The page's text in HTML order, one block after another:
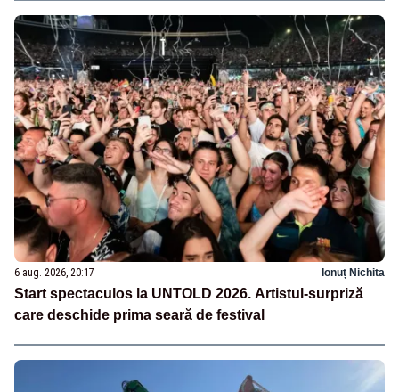
6 aug. 2026, 20:17 Ionuț Nichita
Start spectaculos la UNTOLD 2026. Artistul-surpriză
care deschide prima seară de festival